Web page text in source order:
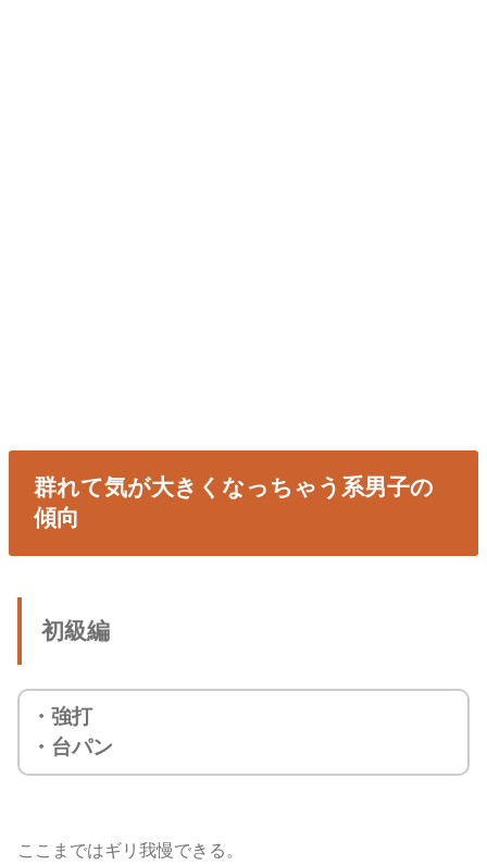
群れて気が大きくなっちゃう系男子の
傾向
初級編
・強打
・台パン
ここまではギリ我慢できる。